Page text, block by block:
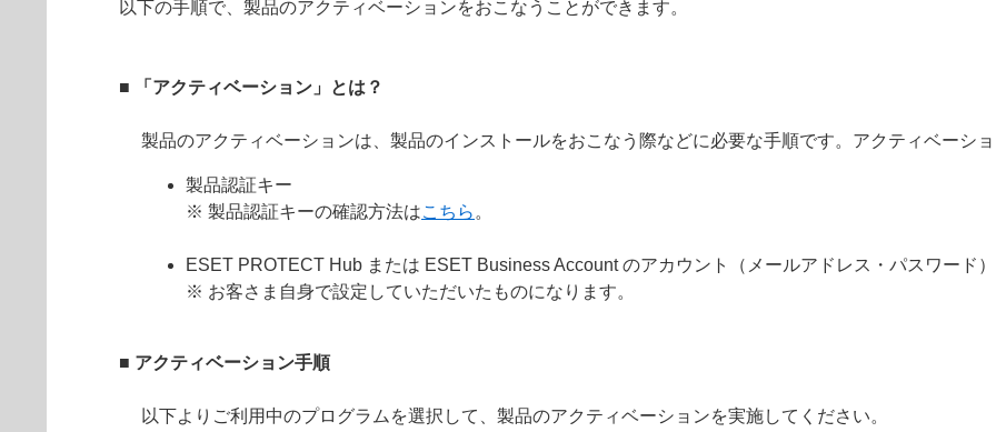
以下の手順で、製品のアクティベーションをおこなうことができます。
■ 「アクティベーション」とは？
製品のアクティベーションは、製品のインストールをおこなう際などに必要な手順です。アクティベーシ
製品認証キー
※ 製品認証キーの確認方法はこちら 。
ESET PROTECT Hub または ESET Business Account のアカウント（メールアドレス・パスワード）
※ お客さま自身で設定していただいたものになります。
■ アクティベーション手順
以下よりご利用中のプログラムを選択して、製品のアクティベーションを実施してください。